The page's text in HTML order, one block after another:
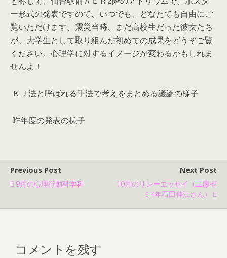
ー形式の発表ですので、いつでも、どなたでも自由にご
覧いただけます。震災当時、まだ高校生だった彼女たち
が、大学生として取り組んだ初めての成果をどうぞご覧
ください。心理学に対するイメージが変わるかもしれま
せんよ！
ＫＪ法と呼ばれる手法で考えをまとめる議論の様子
昨年度の発表の様子
Previous Post
9月の心理行動科学科
Next Post
10月のリレーエッセイ（工藤ゼ
ミ4年石田伸江さん）
コメントを残す